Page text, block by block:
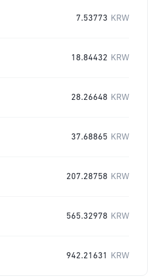
7.53773 KRW
18.84432 KRW
28.26648 KRW
37.68865 KRW
207.28758 KRW
565.32978 KRW
942.21631 KRW